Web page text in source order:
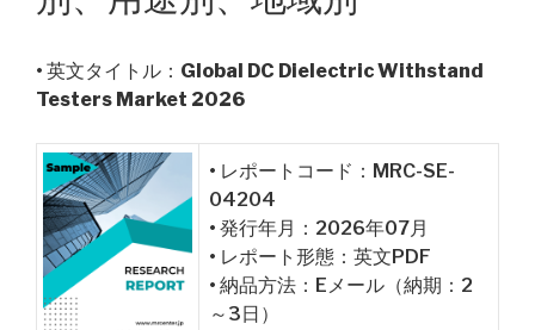
• 英文タイトル： Global DC Dielectric Withstand
Testers Market 2026
• レポートコード：MRC-SE-
04204
• 発行年月：2026年07月
• レポート形態：英文PDF
• 納品方法：Eメール（納期：2
～3日）